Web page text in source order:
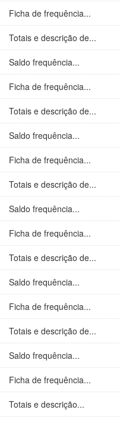
Ficha de frequência...
Totais e descrição de...
Saldo frequência...
Ficha de frequência...
Totais e descrição de...
Saldo frequência...
Ficha de frequência...
Totais e descrição de...
Saldo frequência...
Ficha de frequência...
Totais e descrição de...
Saldo frequência...
Ficha de frequência...
Totais e descrição de...
Saldo frequência...
Ficha de frequência...
Totais e descrição...